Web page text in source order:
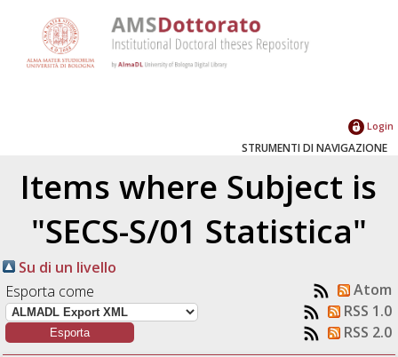
Login
STRUMENTI DI NAVIGAZIONE
Items where Subject is
"SECS-S/01 Statistica"
Su di un livello
Esporta come
Atom
RSS 1.0
RSS 2.0